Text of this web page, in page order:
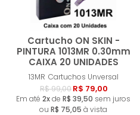
Cartucho ON SKIN -
PINTURA 1013MR 0.30mm
CAIXA 20 UNIDADES
13MR Cartuchos Unversal
R$ 99,00R$ 79,00
Em até 2xde R$ 39,50 sem juros
ou R$ 75,05 à vista